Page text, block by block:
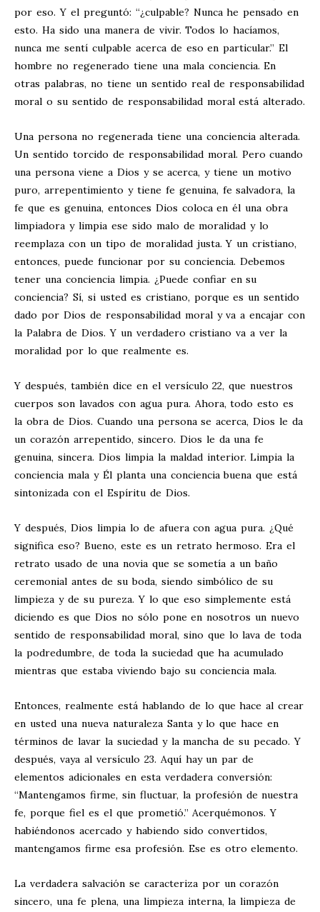
por eso. Y el preguntó: “¿culpable? Nunca he pensado en
esto. Ha sido una manera de vivir. Todos lo hacíamos,
nunca me sentí culpable acerca de eso en particular.” El
hombre no regenerado tiene una mala conciencia. En
otras palabras, no tiene un sentido real de responsabilidad
moral o su sentido de responsabilidad moral está alterado.
Una persona no regenerada tiene una conciencia alterada.
Un sentido torcido de responsabilidad moral. Pero cuando
una persona viene a Dios y se acerca, y tiene un motivo
puro, arrepentimiento y tiene fe genuina, fe salvadora, la
fe que es genuina, entonces Dios coloca en él una obra
limpiadora y limpia ese sido malo de moralidad y lo
reemplaza con un tipo de moralidad justa. Y un cristiano,
entonces, puede funcionar por su conciencia. Debemos
tener una conciencia limpia. ¿Puede confiar en su
conciencia? Sí, si usted es cristiano, porque es un sentido
dado por Dios de responsabilidad moral y va a encajar con
la Palabra de Dios. Y un verdadero cristiano va a ver la
moralidad por lo que realmente es.
Y después, también dice en el versículo 22, que nuestros
cuerpos son lavados con agua pura. Ahora, todo esto es
la obra de Dios. Cuando una persona se acerca, Dios le da
un corazón arrepentido, sincero. Dios le da una fe
genuina, sincera. Dios limpia la maldad interior. Limpia la
conciencia mala y Él planta una conciencia buena que está
sintonizada con el Espíritu de Dios.
Y después, Dios limpia lo de afuera con agua pura. ¿Qué
significa eso? Bueno, este es un retrato hermoso. Era el
retrato usado de una novia que se sometía a un baño
ceremonial antes de su boda, siendo simbólico de su
limpieza y de su pureza. Y lo que eso simplemente está
diciendo es que Dios no sólo pone en nosotros un nuevo
sentido de responsabilidad moral, sino que lo lava de toda
la podredumbre, de toda la suciedad que ha acumulado
mientras que estaba viviendo bajo su conciencia mala.
Entonces, realmente está hablando de lo que hace al crear
en usted una nueva naturaleza Santa y lo que hace en
términos de lavar la suciedad y la mancha de su pecado. Y
después, vaya al versículo 23. Aquí hay un par de
elementos adicionales en esta verdadera conversión:
“Mantengamos firme, sin fluctuar, la profesión de nuestra
fe, porque fiel es el que prometió.” Acerquémonos. Y
habiéndonos acercado y habiendo sido convertidos,
mantengamos firme esa profesión. Ese es otro elemento.
La verdadera salvación se caracteriza por un corazón
sincero, una fe plena, una limpieza interna, la limpieza de